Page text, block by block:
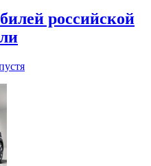
российской